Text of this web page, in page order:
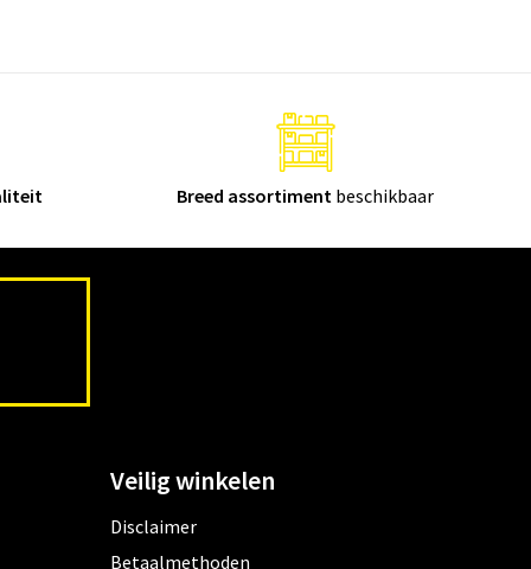
Breed assortiment beschikbaar
Veilig winkelen
Disclaimer
Betaalmethoden